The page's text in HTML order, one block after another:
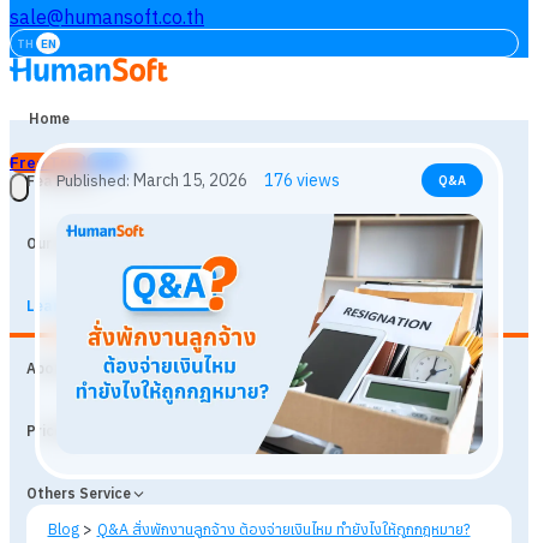
sale@humansoft.co.th
TH EN
Home
Features
Our Customers
Learning
About
Prices
Others Service
Free Trial
Published:March 15, 2026 176 views